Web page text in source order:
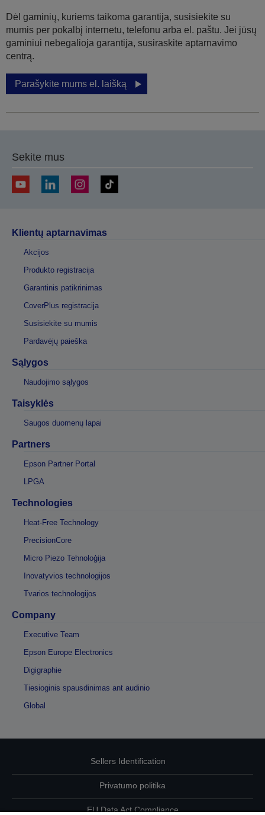
Dėl gaminių, kuriems taikoma garantija, susisiekite su
mumis per pokalbį internetu, telefonu arba el. paštu. Jei jūsų
gaminiui nebegalioja garantija, susiraskite aptarnavimo
centrą.
Parašykite mums el. laišką
Sekite mus
Klientų aptarnavimas
Akcijos
Produkto registracija
Garantinis patikrinimas
CoverPlus registracija
Susisiekite su mumis
Pardavėjų paieška
Sąlygos
Naudojimo sąlygos
Taisyklės
Saugos duomenų lapai
Partners
Epson Partner Portal
LPGA
Technologies
Heat-Free Technology
PrecisionCore
Micro Piezo Tehnoloģija
Inovatyvios technologijos
Tvarios technologijos
Company
Executive Team
Epson Europe Electronics
Digigraphie
Tiesioginis spausdinimas ant audinio
Global
Sellers Identification
Privatumo politika
EU Data Act Compliance